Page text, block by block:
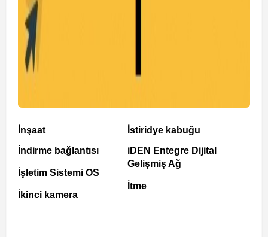
İnşaat
İndirme bağlantısı
İşletim Sistemi OS
İkinci kamera
İstiridye kabuğu
iDEN Entegre Dijital
Gelişmiş Ağ
İtme